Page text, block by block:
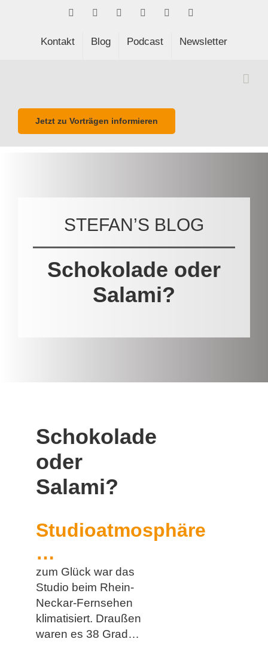
FacebookLinkedIn Spotify
Kontakt Blog Podcast Newsletter
Jetzt zu Vorträgen informieren
STEFAN’S BLOG
Schokolade oder
Salami?
Schokolade
oder
Salami?
Studioatmosphäre
…
zum Glück war das
Studio beim Rhein-
Neckar-Fernsehen
klimatisiert. Draußen
waren es 38 Grad…